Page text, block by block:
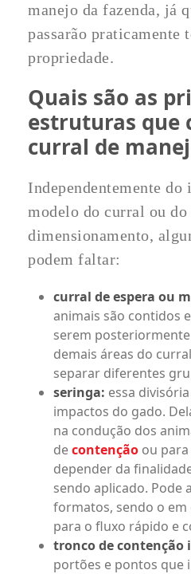
manejo da fazenda, já
passarão praticamente
propriedade.
Quais são as
estruturas que
curral de
Independentemente
modelo do curral ou do
dimensionamento,
podem faltar:
curral de espera ou
animais são contidos
serem
demais áreas do
separar diferentes
seringa: essa
impactos do gado.
na condução dos
decontenção ou
depender da
sendo aplicado. Pode
formatos, sendo o
para o fluxo rápido e
tronco de contenção
portões e pontos que